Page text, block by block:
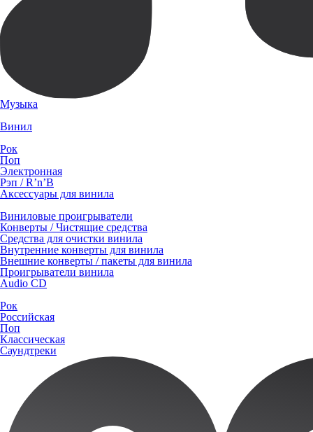
Музыка
Винил
Рок
Поп
Электронная
Рэп / R’n’B
Аксессуары для винила
Виниловые проигрыватели
Конверты / Чистящие средства
Средства для очистки винила
Внутренние конверты для винила
Внешние конверты / пакеты для винила
Проигрыватели винила
Audio CD
Рок
Российская
Поп
Классическая
Саундтреки